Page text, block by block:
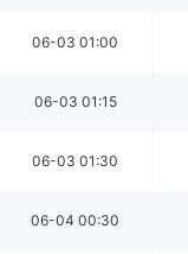
06-03 01:00
06-03 01:15
06-03 01:30
06-04 00:30